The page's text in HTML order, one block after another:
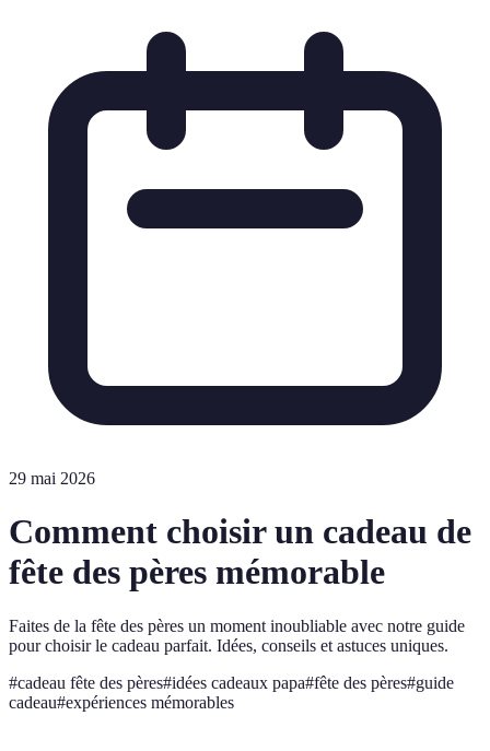
29 mai 2026
Comment choisir un cadeau de
fête des pères mémorable
Faites de la fête des pères un moment inoubliable avec notre guide
pour choisir le cadeau parfait. Idées, conseils et astuces uniques.
#cadeau fête des pères#idées cadeaux papa#fête des pères#guide
cadeau#expériences mémorables